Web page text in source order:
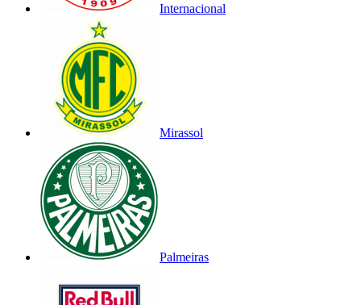
Internacional
Mirassol
Palmeiras